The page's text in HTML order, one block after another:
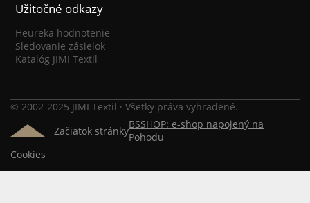
Užitočné odkazy
Heureka hodnotenie
Sledovanie zásielok
Katalóg JIMI Textil
© 2002-2025 JIMI Textil · Všetky práva vyhradené.
Začiatok stránkyBSSHOP: e-shop napojený na
Pohodu
Cookies